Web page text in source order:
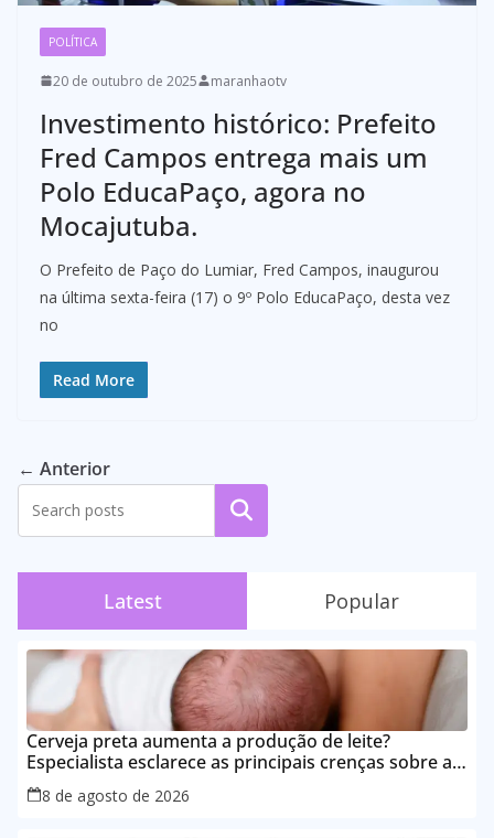
POLÍTICA
20 de outubro de 2025 maranhaotv
Investimento histórico: Prefeito
Fred Campos entrega mais um
Polo EducaPaço, agora no
Mocajutuba.
O Prefeito de Paço do Lumiar, Fred Campos, inaugurou
na última sexta-feira (17) o 9º Polo EducaPaço, desta vez
no
Read More
← Anterior
Pesquisar
Latest Popular
Cerveja preta aumenta a produção de leite?
Especialista esclarece as principais crenças sobre a
alimentação durante a amamentação
8 de agosto de 2026